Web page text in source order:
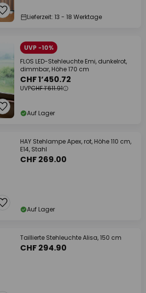
Lieferzeit: 13 - 18 Werktage
UVP -10%
FLOS LED-Stehleuchte Emi, dunkelrot,
dimmbar, Höhe 170 cm
CHF 1’450.72
UVPCHF 1’611.91
Auf Lager
HAY Stehlampe Apex, rot, Höhe 110 cm,
E14, Stahl
CHF 269.00
Auf Lager
Taillierte Stehleuchte Alisa, 150 cm
CHF 294.90